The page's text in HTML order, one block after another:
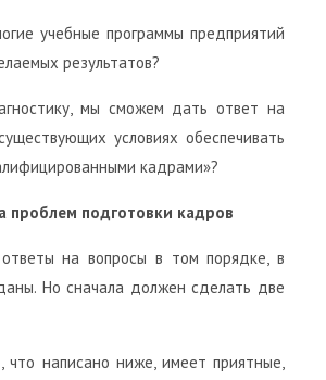
учебные программы предприятий
результатов?
мы сможем дать ответ на
условиях обеспечивать
кадрами»?
проблем подготовки кадров
на вопросы в том порядке, в
Но сначала должен сделать две
что написано ниже, имеет приятные,